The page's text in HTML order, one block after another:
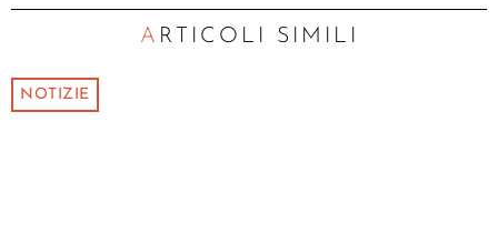
ARTICOLI SIMILI
NOTIZIE